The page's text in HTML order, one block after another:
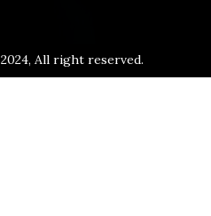
2024, All right reserved.